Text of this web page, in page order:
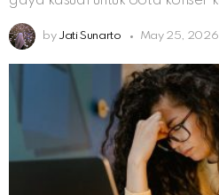
by Jati Sunarto May 25,